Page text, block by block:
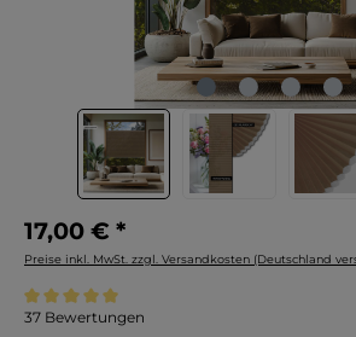
17,00 € *
Preise inkl. MwSt. zzgl. Versandkosten (Deutschland
Durchschnittliche Bewertung von 5 von 5
37 Bewertungen